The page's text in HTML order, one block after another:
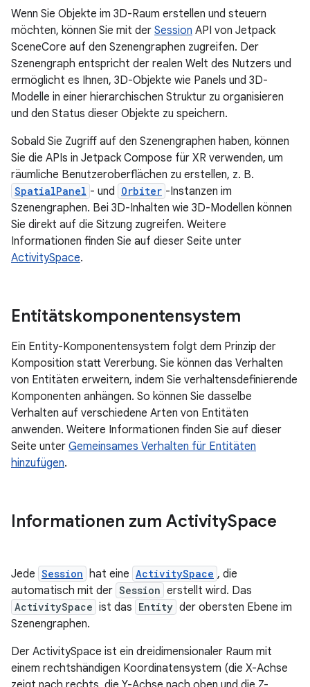
Wenn Sie Objekte im 3D-Raum erstellen und steuern
möchten, können Sie mit der Session API von Jetpack
SceneCore auf den Szenengraphen zugreifen. Der
Szenengraph entspricht der realen Welt des Nutzers und
ermöglicht es Ihnen, 3D-Objekte wie Panels und 3D-
Modelle in einer hierarchischen Struktur zu organisieren
und den Status dieser Objekte zu speichern.
Sobald Sie Zugriff auf den Szenengraphen haben, können
Sie die APIs in Jetpack Compose für XR verwenden, um
räumliche Benutzeroberflächen zu erstellen, z. B.
SpatialPanel - und Orbiter -Instanzen im
Szenengraphen. Bei 3D-Inhalten wie 3D-Modellen können
Sie direkt auf die Sitzung zugreifen. Weitere
Informationen finden Sie auf dieser Seite unter
ActivitySpace.
Entitätskomponentensystem
Ein Entity-Komponentensystem folgt dem Prinzip der
Komposition statt Vererbung. Sie können das Verhalten
von Entitäten erweitern, indem Sie verhaltensdefinierende
Komponenten anhängen. So können Sie dasselbe
Verhalten auf verschiedene Arten von Entitäten
anwenden. Weitere Informationen finden Sie auf dieser
Seite unter Gemeinsames Verhalten für Entitäten
hinzufügen.
Informationen zum ActivitySpace
Jede Session hat eine ActivitySpace , die
automatisch mit der Session erstellt wird. Das
ActivitySpace ist das Entity der obersten Ebene im
Szenengraphen.
Der ActivitySpace ist ein dreidimensionaler Raum mit
einem rechtshändigen Koordinatensystem (die X-Achse